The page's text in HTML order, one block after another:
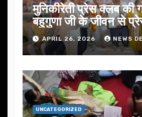
मुनिकीरेती प्रेस क्लब की
बहुगुणा जी के जीवन से
जोरAPRIL 26, 2026 NEWS
UNCATEGORIZED